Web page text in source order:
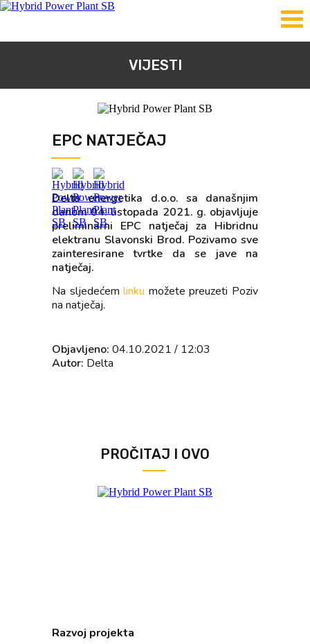
VIJESTI
EPC NATJEČAJ
Delta energetika d.o.o. sa današnjim
danom 04. listopada 2021. g. objavljuje
preliminarni EPC natječaj za Hibridnu
elektranu Slavonski Brod. Pozivamo sve
zainteresirane tvrtke da se jave na
natječaj.
Na sljedećemlinku možete preuzeti Poziv
na natječaj.
Objavljeno: 04.10.2021 / 12:03
Autor: Delta
PROČITAJ I OVO
Razvoj projekta